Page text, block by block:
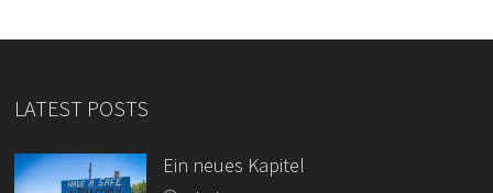
LATEST POSTS
Ein neues Kapitel